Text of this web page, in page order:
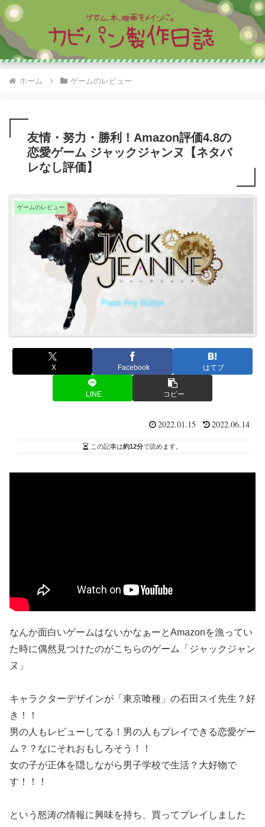
ホーム ゲームのレビュー
友情・努力・勝利！Amazon評価4.8の
恋愛ゲーム ジャックジャンヌ【ネタバ
レなし評価】
ゲームのレビュー
X Facebook はてブ
LINE コピー
2022.01.15 2022.06.14
この記事は約12分で読めます。
なんか面白いゲームはないかなぁーとAmazonを漁ってい
た時に偶然見つけたのがこちらのゲーム「ジャックジャン
ヌ」
キャラクターデザインが「東京喰種」の石田スイ先生？好
き！！
男の人もレビューしてる！男の人もプレイできる恋愛ゲー
ム？？なにそれおもしろそう！！
女の子が正体を隠しながら男子学校で生活？大好物で
す！！！
という怒涛の情報に興味を持ち、買ってプレイしました